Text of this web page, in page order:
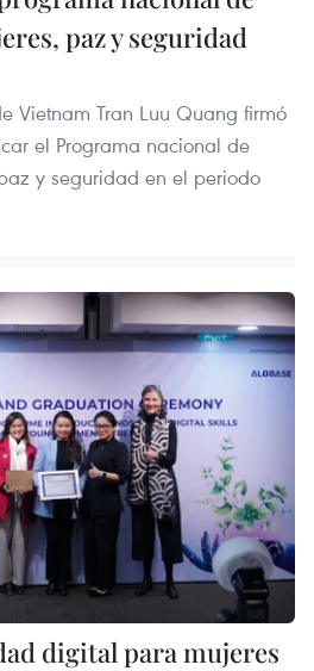
paz y seguridad
Vietnam Tran Luu Quang firmó
el Programa nacional de
y seguridad en el periodo
digital para mujeres